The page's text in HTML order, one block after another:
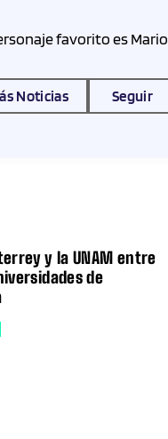
favorito es
Noticias Seguir
y la UNAM entre
de